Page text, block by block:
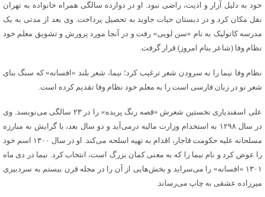
خود به دلیل آزار و اذیت، راضی نبود. او در دوازده سالگی همراه خانواده به تهران
نقل مکان کرد و در دبستان حیات جاوید به تحصیل پرداخت. وی بعد از مدتی به یک
مدرسه کاتولیک به نام «سن لویی» رفت و در آنجا مورد پرورش و تشویق معلم خود
نظام وفا (شاعر بنام امروز) قرار گرفت.
نظام وفا نیما را به سرودن شعر ترغیب کرد؛ نیما، شعر بلند «افسانه» که سنگ بنای
شعر نو در زبان فارسی است را به معلم خود نظام وفا تقدیم کرده است.
علی اسفندیاری نخستین شعرش «قصه رنگ پریده» را در ۲۳ سالگی می‌نویسد. وی
در سال ۱۲۹۸ به استخدام وزارت مالیه درمی‌آید و دو سال بعد، با گرایش به مبارزه
مسلحانه علیه حکومت قاجار، اقدام به تهیه اسلحه می‌کند. او در سال ۱۳۰۰ اسم خود
را عوض کرد و نام نیما را که به معنی کمان بزرگ است، انتخاب کرد. نیما در دی ماه
۱۳۰۱ «افسانه» را می‌سراید و بخش‌هایی از آن را در مجله قرن بیستم به سردبیری
میرزاده عشقی به چاپ می‌رساند.